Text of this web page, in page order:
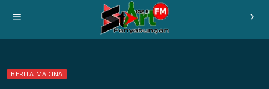
menu chevron_right
BERITA MADINA